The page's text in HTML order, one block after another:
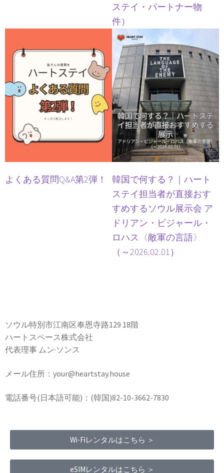
ステイ・パートナー物
件）
よくある質問Q&A第2弾！
韓国で何する？｜ハート
ステイ担当者が直接おす
すめするソウル展示会 ア
ドリアン・ビジャール・
ロハス〈敵軍の言語〉
（～2026.02.01）
ソウル特別市江南区奉恩寺路129 18階
ハートスペース株式会社
代表理事 ムン·ソンス
メール住所：your@heartstay.house
電話番号(日本語可能)：(韓国)82-10-3662-7830
Wi-Fiレンタルはこちら ＞
eSIMレンタルはこちら ＞